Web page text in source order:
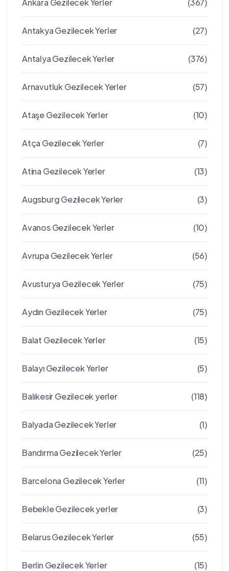
Antakya Gezilecek Yerler (27)
Antalya Gezilecek Yerler (376)
Arnavutluk Gezilecek Yerler (57)
Ataşe Gezilecek Yerler (10)
Atça Gezilecek Yerler (7)
Atina Gezilecek Yerler (13)
Augsburg Gezilecek Yerler (3)
Avanos Gezilecek Yerler (10)
Avrupa Gezilecek Yerler (56)
Avusturya Gezilecek Yerler (75)
Aydın Gezilecek Yerler (75)
Balat Gezilecek Yerler (15)
Balayı Gezilecek Yerler (5)
Balıkesir Gezilecek yerler (118)
Balyada Gezilecek Yerler (1)
Bandırma Gezilecek Yerler (25)
Barcelona Gezilecek Yerler (11)
Bebekle Gezilecek yerler (3)
Belarus Gezilecek Yerler (55)
Berlin Gezilecek Yerler (15)